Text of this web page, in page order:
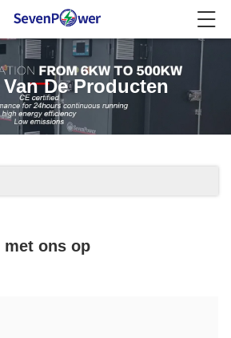
De Producten
met ons op